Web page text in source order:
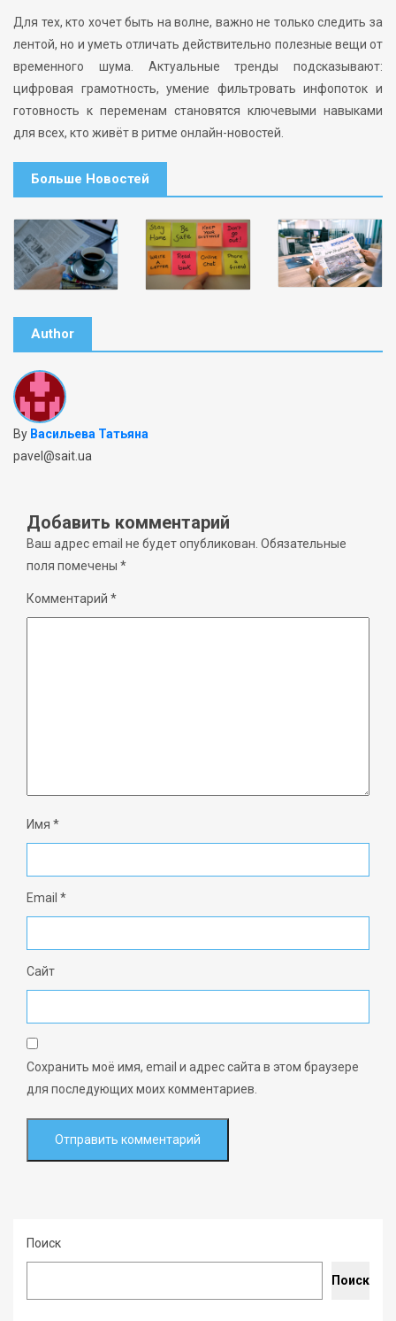
Для тех, кто хочет быть на волне, важно не только следить за
лентой, но и уметь отличать действительно полезные вещи от
временного шума. Актуальные тренды подсказывают:
цифровая грамотность, умение фильтровать инфопоток и
готовность к переменам становятся ключевыми навыками
для всех, кто живёт в ритме онлайн-новостей.
Больше Новостей
Author
By Васильева Татьяна
pavel@sait.ua
Добавить комментарий
Ваш адрес email не будет опубликован. Обязательные
поля помечены *
Комментарий *
Имя *
Email *
Сайт
Сохранить моё имя, email и адрес сайта в этом браузере
для последующих моих комментариев.
Поиск
Поиск